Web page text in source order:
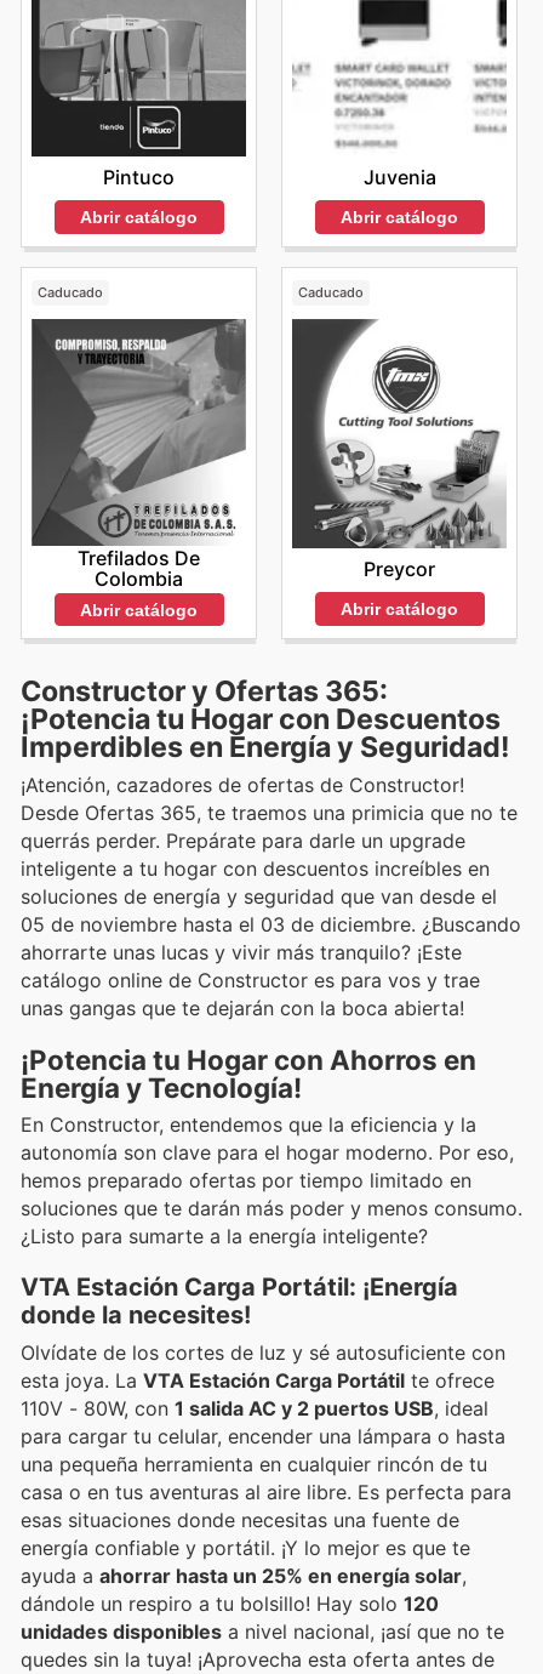
Pintuco
Abrir catálogo
Juvenia
Abrir catálogo
Caducado
Trefilados De
Colombia
Abrir catálogo
Caducado
Preycor
Abrir catálogo
Constructor y Ofertas 365:
¡Potencia tu Hogar con Descuentos
Imperdibles en Energía y Seguridad!
¡Atención, cazadores de ofertas de Constructor!
Desde Ofertas 365, te traemos una primicia que no te
querrás perder. Prepárate para darle un upgrade
inteligente a tu hogar con descuentos increíbles en
soluciones de energía y seguridad que van desde el
05 de noviembre hasta el 03 de diciembre. ¿Buscando
ahorrarte unas lucas y vivir más tranquilo? ¡Este
catálogo online de Constructor es para vos y trae
unas gangas que te dejarán con la boca abierta!
¡Potencia tu Hogar con Ahorros en
Energía y Tecnología!
En Constructor, entendemos que la eficiencia y la
autonomía son clave para el hogar moderno. Por eso,
hemos preparado ofertas por tiempo limitado en
soluciones que te darán más poder y menos consumo.
¿Listo para sumarte a la energía inteligente?
VTA Estación Carga Portátil: ¡Energía
donde la necesites!
Olvídate de los cortes de luz y sé autosuficiente con
esta joya. La VTA Estación Carga Portátil te ofrece
110V - 80W, con 1 salida AC y 2 puertos USB, ideal
para cargar tu celular, encender una lámpara o hasta
una pequeña herramienta en cualquier rincón de tu
casa o en tus aventuras al aire libre. Es perfecta para
esas situaciones donde necesitas una fuente de
energía confiable y portátil. ¡Y lo mejor es que te
ayuda a ahorrar hasta un 25% en energía solar,
dándole un respiro a tu bolsillo! Hay solo 120
unidades disponibles a nivel nacional, ¡así que no te
quedes sin la tuya! ¡Aprovecha esta oferta antes de